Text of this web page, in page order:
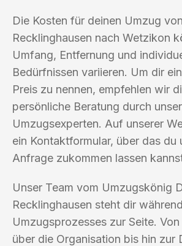
Die Kosten für deinen Umzug von
Recklinghausen nach Wetzikon
Umfang, Entfernung und
Bedürfnissen variieren. Um dir
Preis zu nennen, empfehlen wir
persönliche Beratung durch
Umzugsexperten. Auf unserer
ein Kontaktformular, über das du
Anfrage zukommen lassen
Unser Team vom Umzugskönig
Recklinghausen steht dir
Umzugsprozesses zur Seite.
über die Organisation bis hin zur